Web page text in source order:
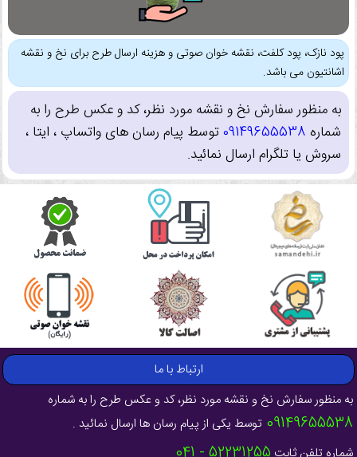
پود نازک، پود کلفت، نقشه خوان صوتی و هزینه ارسال طرح برای نخ و نقشه
اشانتیون می باشد.
به منظور سفارش نخ و نقشه مورد نظر، کد و عکس طرح را به
شماره 09149655538توسط پیام رسان های واتساپ ، ایتا ،
سروش یا تلگرام ارسال نمائید.
ارتباط با ما
به منظور سفارش نخ و نقشه مورد نظر، کد و عکس طرح را به شماره
09149655538 توسط یکی از پیام رسان ها ارسال نمائید .